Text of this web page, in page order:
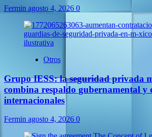
Fermin agosto 4, 2026 0
Otros
Grupo IESS: la seguridad privada
combina respaldo gubernamental y
internacionales
Fermin agosto 4, 2026 0